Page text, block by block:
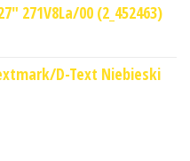
271V8La/00 (2_452463)
D-Text Niebieski